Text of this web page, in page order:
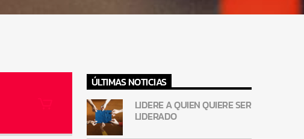
ÚLTIMAS NOTICIAS
LIDERE A QUIEN QUIERE SER
LIDERADO